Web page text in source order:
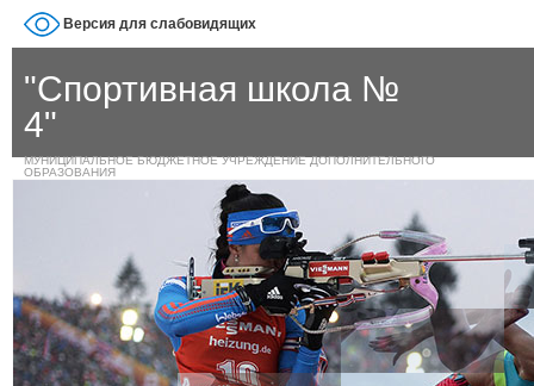
Версия для слабовидящих
"Спортивная школа №
4"
МУНИЦИПАЛЬНОЕ БЮДЖЕТНОЕ УЧРЕЖДЕНИЕ ДОПОЛНИТЕЛЬНОГО
ОБРАЗОВАНИЯ